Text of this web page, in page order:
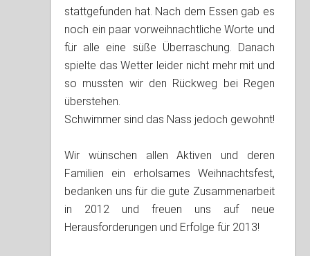
stattgefunden hat. Nach dem Essen gab es
noch ein paar vorweihnachtliche Worte und
für alle eine süße Überraschung. Danach
spielte das Wetter leider nicht mehr mit und
so mussten wir den Rückweg bei Regen
überstehen.
Schwimmer sind das Nass jedoch gewohnt!
Wir wünschen allen Aktiven und deren
Familien ein erholsames Weihnachtsfest,
bedanken uns für die gute Zusammenarbeit
in 2012 und freuen uns auf neue
Herausforderungen und Erfolge für 2013!